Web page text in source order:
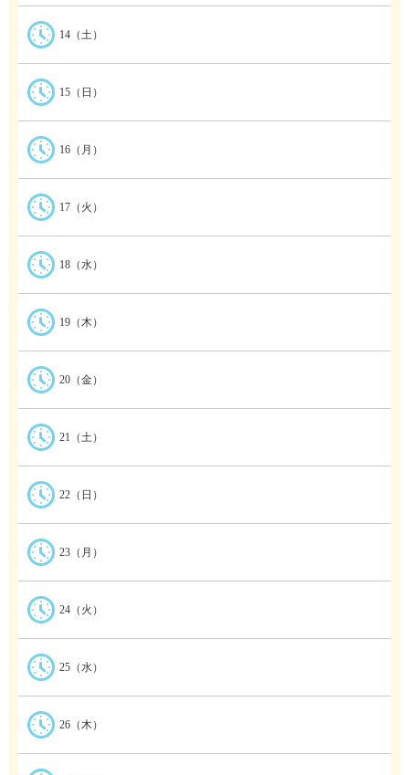
14（土）
15（日）
16（月）
17（火）
18（水）
19（木）
20（金）
21（土）
22（日）
23（月）
24（火）
25（水）
26（木）